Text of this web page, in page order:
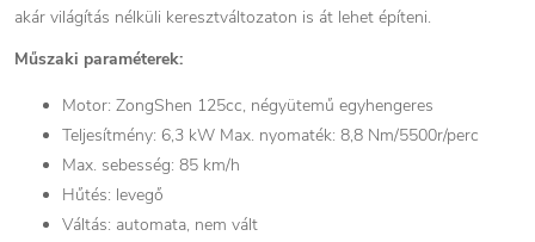
akár világítás nélküli keresztváltozaton is át lehet építeni.
Műszaki paraméterek:
Motor: ZongShen 125cc, négyütemű egyhengeres
Teljesítmény: 6,3 kW Max. nyomaték: 8,8 Nm/5500r/perc
Max. sebesség: 85 km/h
Hűtés: levegő
Váltás: automata, nem vált